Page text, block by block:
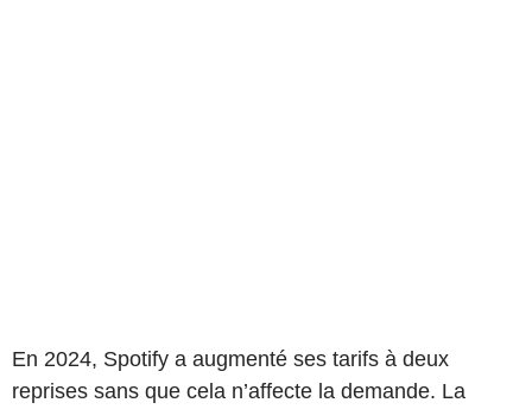
En 2024, Spotify a augmenté ses tarifs à deux
reprises sans que cela n’affecte la demande. La